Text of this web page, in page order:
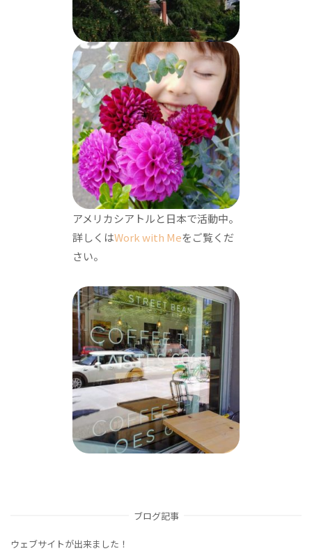
アメリカシアトルと日本で活動中。
詳しくはWork with Meをご覧くだ
さい。
ブログ記事
ウェブサイトが出来ました！